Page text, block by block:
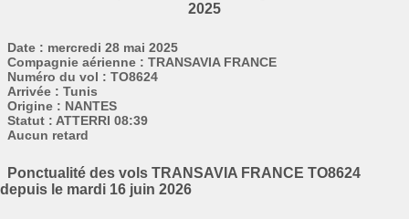
2025
Date : mercredi 28 mai 2025
Compagnie aérienne : TRANSAVIA FRANCE
Numéro du vol : TO8624
Arrivée : Tunis
Origine : NANTES
Statut : ATTERRI 08:39
Aucun retard
Ponctualité des vols TRANSAVIA FRANCE TO8624
depuis le mardi 16 juin 2026